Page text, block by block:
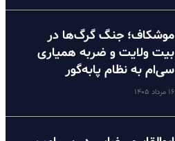
موشکاف؛ جنگ گرگ‌ها در
بیت ولایت و ضربه همیاری
سی‌ام به نظام پا‌به‌گور
۱۶ مرداد ۱۴۰۵